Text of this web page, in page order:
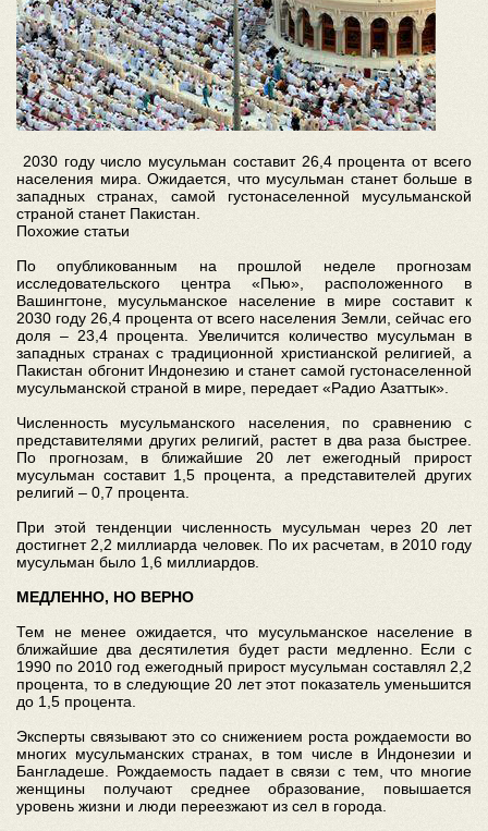
2030 году число мусульман составит 26,4 процента от всего
населения мира. Ожидается, что мусульман станет больше в
западных странах, самой густонаселенной мусульманской
страной станет Пакистан.
Похожие статьи
По опубликованным на прошлой неделе прогнозам
исследовательского центра «Пью», расположенного в
Вашингтоне, мусульманское население в мире составит к
2030 году 26,4 процента от всего населения Земли, сейчас его
доля – 23,4 процента. Увеличится количество мусульман в
западных странах с традиционной христианской религией, а
Пакистан обгонит Индонезию и станет самой густонаселенной
мусульманской страной в мире, передает «Радио Азаттык».
Численность мусульманского населения, по сравнению с
представителями других религий, растет в два раза быстрее.
По прогнозам, в ближайшие 20 лет ежегодный прирост
мусульман составит 1,5 процента, а представителей других
религий – 0,7 процента.
При этой тенденции численность мусульман через 20 лет
достигнет 2,2 миллиарда человек. По их расчетам, в 2010 году
мусульман было 1,6 миллиардов.
МЕДЛЕННО, НО ВЕРНО
Тем не менее ожидается, что мусульманское население в
ближайшие два десятилетия будет расти медленно. Если с
1990 по 2010 год ежегодный прирост мусульман составлял 2,2
процента, то в следующие 20 лет этот показатель уменьшится
до 1,5 процента.
Эксперты связывают это со снижением роста рождаемости во
многих мусульманских странах, в том числе в Индонезии и
Бангладеше. Рождаемость падает в связи с тем, что многие
женщины получают среднее образование, повышается
уровень жизни и люди переезжают из сел в города.